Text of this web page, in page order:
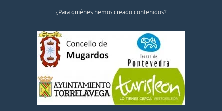
¿Para quiénes hemos creado contenidos?